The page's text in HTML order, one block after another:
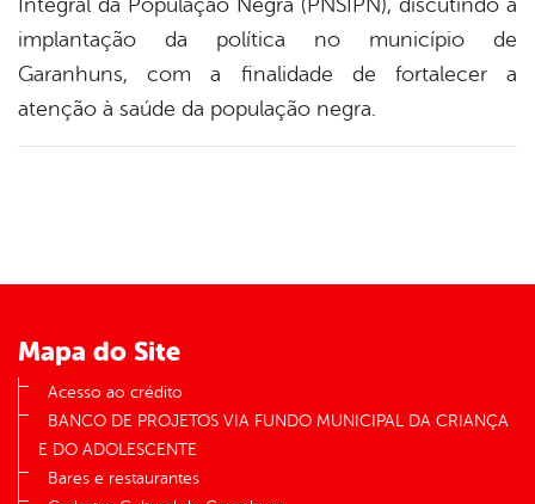
Integral da População Negra (PNSIPN), discutindo a
implantação da política no município de
Garanhuns, com a finalidade de fortalecer a
atenção à saúde da população negra.
Mapa do Site
Acesso ao crédito
BANCO DE PROJETOS VIA FUNDO MUNICIPAL DA CRIANÇA
E DO ADOLESCENTE
Bares e restaurantes